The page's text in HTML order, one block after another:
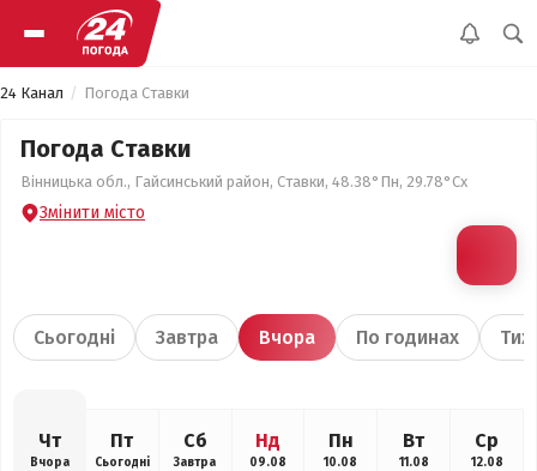
24 Канал Погода Ставки
Погода Ставки
Вінницька обл., Гайсинський район, Ставки, 48.38°Пн, 29.78°Сх
Змінити місто
Сьогодні Завтра Вчора По годинах
Чт
Вчора
Пт
Сьогодні
Сб
Завтра
Нд
09.08
Пн
10.08
Вт
11.08
Ср
12.08